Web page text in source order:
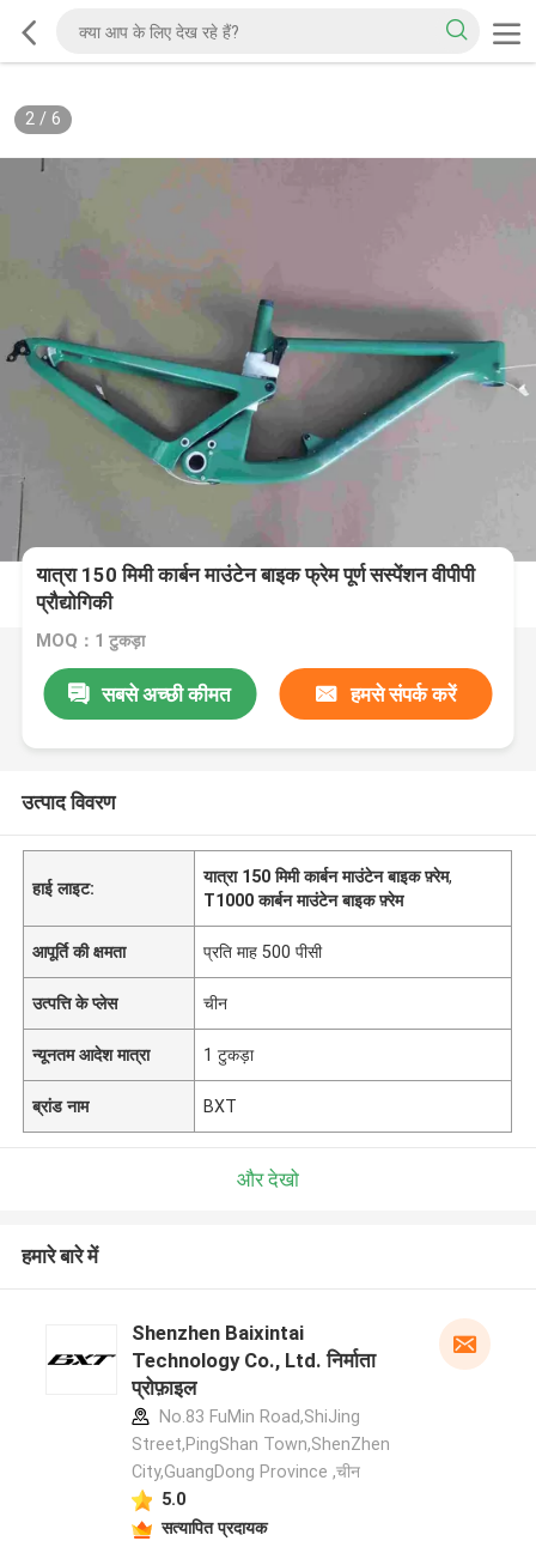
2/ 6
यात्रा 150 मिमी कार्बन माउंटेन बाइक फ्रेम पूर्ण सस्पेंशन वीपीपी
प्रौद्योगिकी
MOQ：1 टुकड़ा
सबसे अच्छी कीमत हमसे संपर्क करें
उत्पाद विवरण
हाई लाइट:
यात्रा 150 मिमी कार्बन माउंटेन बाइक फ़्रेम,
T1000 कार्बन माउंटेन बाइक फ़्रेम
आपूर्ति की क्षमता प्रति माह 500 पीसी
उत्पत्ति के प्लेस चीन
न्यूनतम आदेश मात्रा 1 टुकड़ा
ब्रांड नाम BXT
और देखो
हमारे बारे में
Shenzhen Baixintai
Technology Co., Ltd. निर्माता
प्रोफ़ाइल
No.83 FuMin Road,ShiJing
Street,PingShan Town,ShenZhen
City,GuangDong Province ,चीन
5.0
सत्यापित प्रदायक